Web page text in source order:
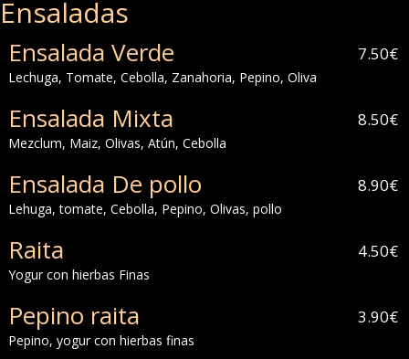
Ensaladas
Ensalada Verde 7.50€
Lechuga, Tomate, Cebolla, Zanahoria, Pepino, Oliva
Ensalada Mixta 8.50€
Mezclum, Maiz, Olivas, Atún, Cebolla
Ensalada De pollo 8.90€
Lehuga, tomate, Cebolla, Pepino, Olivas, pollo
Raita 4.50€
Yogur con hierbas Finas
Pepino raita 3.90€
Pepino, yogur con hierbas finas